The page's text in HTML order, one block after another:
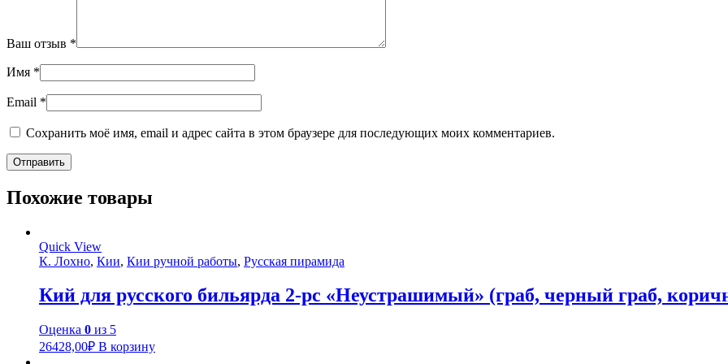
Ваш отзыв *
Имя *
Email *
Сохранить моё имя, email и адрес сайта в этом браузере для последующих моих комментариев.
Похожие товары
Quick View
К. Лохно, Кии, Кии ручной работы, Русская пирамида
Кий для русского бильярда 2-pc «Неустрашимый» (граб, черный граб,
Оценка 0 из 5
26428,00₽ В корзину